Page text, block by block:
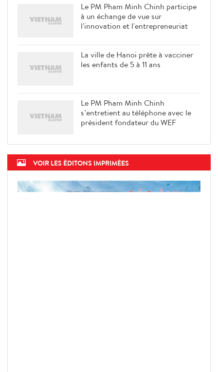
Le PM Pham Minh Chinh participe
à un échange de vue sur
l'innovation et l'entrepreneuriat
La ville de Hanoi prête à vacciner
les enfants de 5 à 11 ans
Le PM Pham Minh Chinh
s’entretient au téléphone avec le
président fondateur du WEF
VOIR LES ÉDITONS IMPRIMÉES